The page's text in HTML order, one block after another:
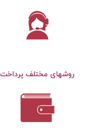
روشهای مختلف پرداخت